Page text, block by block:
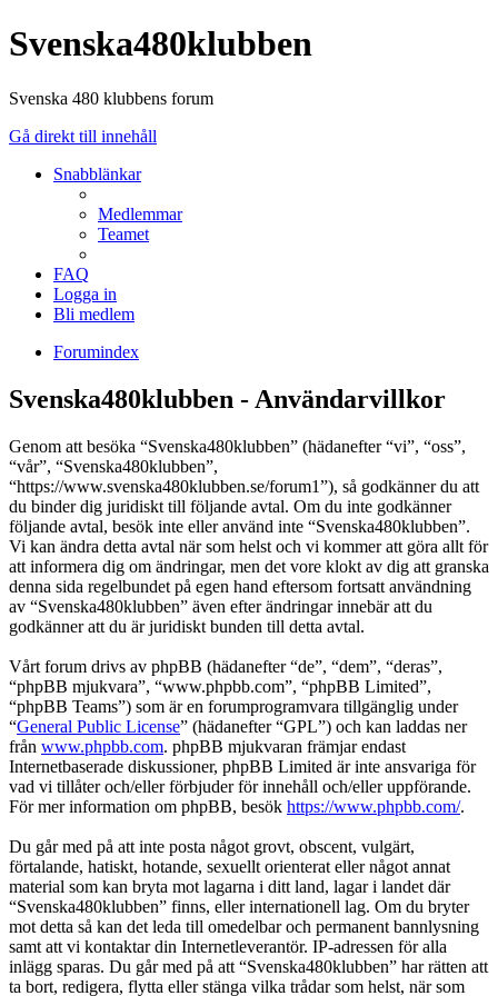
Svenska480klubben
Svenska 480 klubbens forum
Gå direkt till innehåll
Snabblänkar
Medlemmar
Teamet
FAQ
Logga in
Bli medlem
Forumindex
Svenska480klubben - Användarvillkor
Genom att besöka “Svenska480klubben” (hädanefter “vi”, “oss”,
“vår”, “Svenska480klubben”,
“https://www.svenska480klubben.se/forum1”), så godkänner du att
du binder dig juridiskt till följande avtal. Om du inte godkänner
följande avtal, besök inte eller använd inte “Svenska480klubben”.
Vi kan ändra detta avtal när som helst och vi kommer att göra allt för
att informera dig om ändringar, men det vore klokt av dig att granska
denna sida regelbundet på egen hand eftersom fortsatt användning
av “Svenska480klubben” även efter ändringar innebär att du
godkänner att du är juridiskt bunden till detta avtal.
Vårt forum drivs av phpBB (hädanefter “de”, “dem”, “deras”,
“phpBB mjukvara”, “www.phpbb.com”, “phpBB Limited”,
“phpBB Teams”) som är en forumprogramvara tillgänglig under
“General Public License” (hädanefter “GPL”) och kan laddas ner
från www.phpbb.com. phpBB mjukvaran främjar endast
Internetbaserade diskussioner, phpBB Limited är inte ansvariga för
vad vi tillåter och/eller förbjuder för innehåll och/eller uppförande.
För mer information om phpBB, besök https://www.phpbb.com/.
Du går med på att inte posta något grovt, obscent, vulgärt,
förtalande, hatiskt, hotande, sexuellt orienterat eller något annat
material som kan bryta mot lagarna i ditt land, lagar i landet där
“Svenska480klubben” finns, eller internationell lag. Om du bryter
mot detta så kan det leda till omedelbar och permanent bannlysning
samt att vi kontaktar din Internetleverantör. IP-adressen för alla
inlägg sparas. Du går med på att “Svenska480klubben” har rätten att
ta bort, redigera, flytta eller stänga vilka trådar som helst, när som